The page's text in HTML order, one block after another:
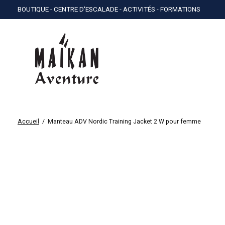
BOUTIQUE - CENTRE D'ESCALADE - ACTIVITÉS - FORMATIONS
Accueil / Manteau ADV Nordic Training Jacket 2 W pour femme